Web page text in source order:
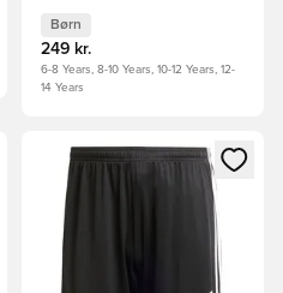
Børn
249 kr.
6-8 Years, 8-10 Years, 10-12 Years, 12-
14 Years
ind eller tilmelde dig som
Åbner en Modal til at logge